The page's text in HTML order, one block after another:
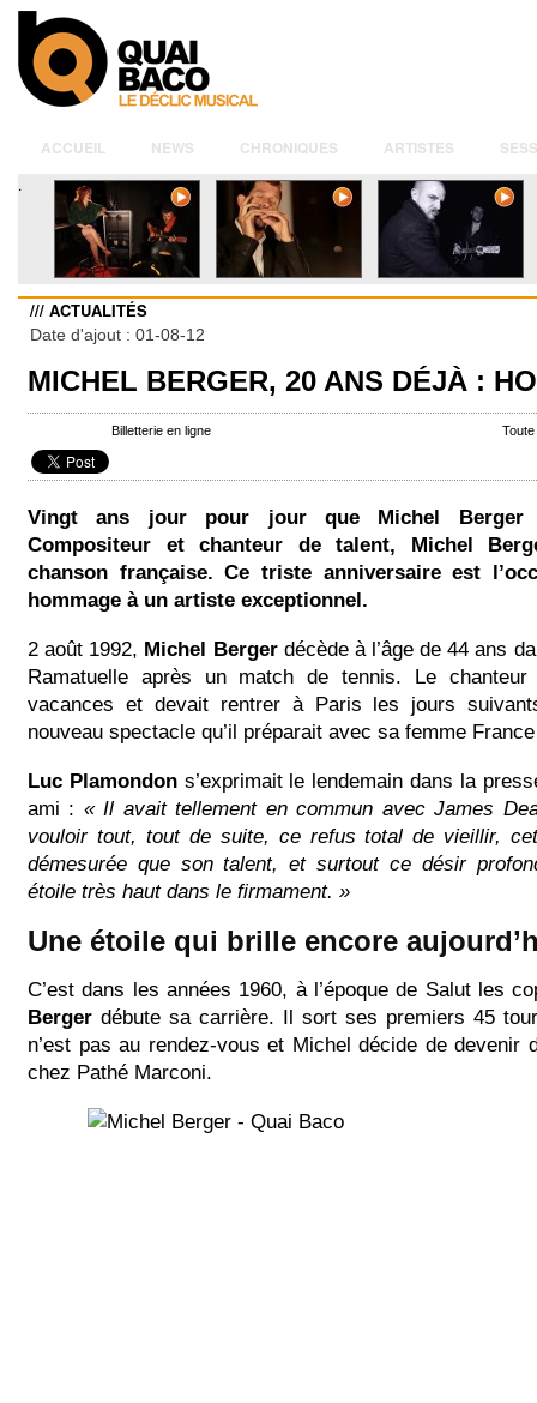
ACCUEIL NEWS CHRONIQUES ARTISTES
.
/// ACTUALITÉS
Date d'ajout : 01-08-12
MICHEL BERGER, 20 ANS DÉJÀ :
Billetterie en ligne
Vingt ans jour pour jour que Michel
Compositeur et chanteur de talent, Michel
chanson française. Ce triste anniversaire est
hommage à un artiste exceptionnel.
2 août 1992, Michel Bergerdécède à l’âge de 44 ans
Ramatuelle après un match de tennis. Le
vacances et devait rentrer à Paris les jours
nouveau spectacle qu’il préparait avec sa femme
Luc Plamondons’exprimait le lendemain dans la
ami : « Il avait tellement en commun avec James
vouloir tout, tout de suite, ce refus total de vieillir,
démesurée que son talent, et surtout ce désir
étoile très haut dans le firmament. »
Une étoile qui brille encore
C’est dans les années 1960, à l’époque de Salut les
Berger débute sa carrière. Il sort ses premiers 45
n’est pas au rendez-vous et Michel décide de devenir
chez Pathé Marconi.